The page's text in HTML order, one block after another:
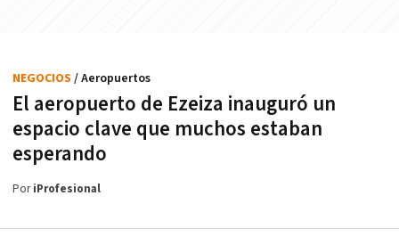
El aeropuerto de Ezeiza inauguró un
espacio clave que muchos estaban
esperando
NEGOCIOS / Aeropuertos
PoriProfesional